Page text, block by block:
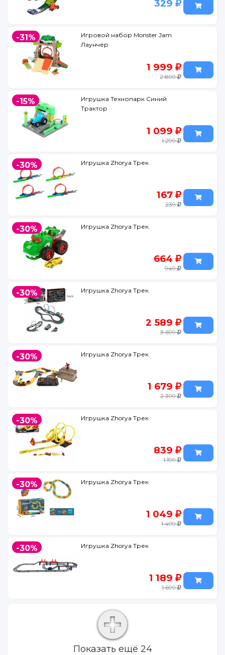
329
-31%
Игровой набор Monster Jam
Лаунчер
1 999
2 899
-15%
Игрушка Технопарк Синий
Трактор
1 099
1 299
-30% Игрушка Zhorya Трек
167
239
-30% Игрушка Zhorya Трек
664
949
-30% Игрушка Zhorya Трек
2 589
3 699
-30% Игрушка Zhorya Трек
1 679
2 399
-30% Игрушка Zhorya Трек
839
1 199
-30% Игрушка Zhorya Трек
1 049
1 499
-30% Игрушка Zhorya Трек
1 189
1 699
Показать ещё 24